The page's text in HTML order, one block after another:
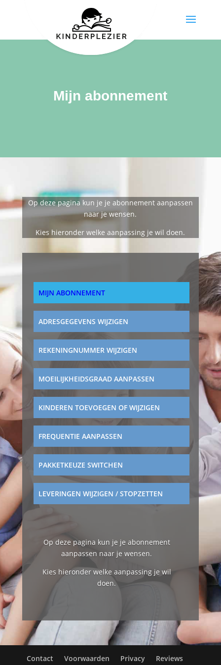
Mijn abonnement
Op deze pagina kun je je abonnement aanpassen
naar je wensen.
Kies hieronder welke aanpassing je wil doen.
MIJN ABONNEMENT
ADRESGEGEVENS WIJZIGEN
REKENINGNUMMER WIJZIGEN
MOEILIJKHEIDSGRAAD AANPASSEN
KINDEREN TOEVOEGEN OF WIJZIGEN
FREQUENTIE AANPASSEN
PAKKETKEUZE SWITCHEN
LEVERINGEN WIJZIGEN / STOPZETTEN
Op deze pagina kun je je abonnement
aanpassen naar je wensen.
Kies hieronder welke aanpassing je wil
doen.
Contact Voorwaarden Privacy Reviews